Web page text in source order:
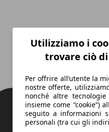
Utilizziamo i
trovare ciò
Per offrire all’utente la
nostre offerte,
nonché altre
insieme come “cookie”)
seguito a informazioni
personali (tra cui gli